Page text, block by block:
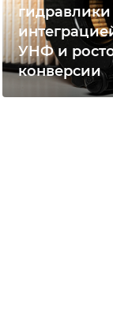
гидравлики
УНФ и
конверсии